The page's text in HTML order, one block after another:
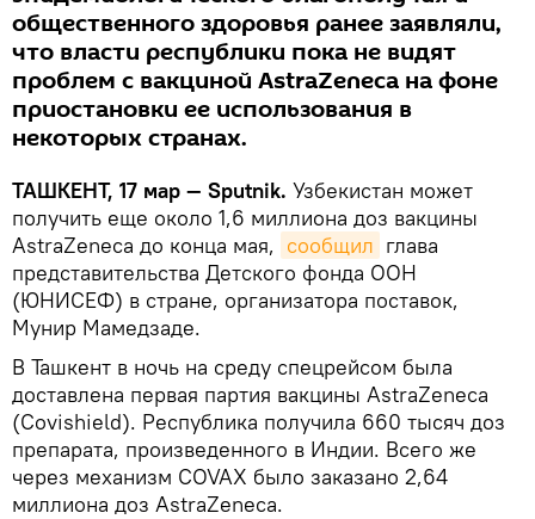
общественного здоровья ранее заявляли,
что власти республики пока не видят
проблем с вакциной AstraZeneca на фоне
приостановки ее использования в
некоторых странах.
ТАШКЕНТ, 17 мар — Sputnik. Узбекистан может
получить еще около 1,6 миллиона доз вакцины
AstraZeneca до конца мая, сообщил глава
представительства Детского фонда ООН
(ЮНИСЕФ) в стране, организатора поставок,
Мунир Мамедзаде.
В Ташкент в ночь на среду спецрейсом была
доставлена первая партия вакцины AstraZeneca
(Covishield). Республика получила 660 тысяч доз
препарата, произведенного в Индии. Всего же
через механизм COVAX было заказано 2,64
миллиона доз AstraZeneca.